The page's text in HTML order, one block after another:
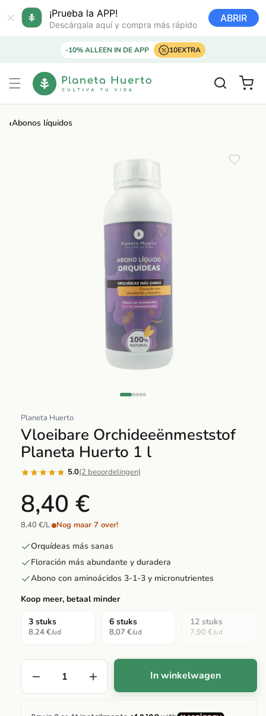
¡Prueba la APP!
Descárgala aquí y compra más rápido
ABRIR
directamente
al contenido
-10% ALLEEN IN DE APP 10EXTRA
Carrito
‹Abonos líquidos
multimedia
1
en
una
ventana
modal
Planeta Huerto
Vloeibare Orchideeënmeststof
Planeta Huerto 1 l
5.0(2 beoordelingen)
8,40 €
8,40 €/L· Nog maar 7 over!
Orquídeas más sanas
Floración más abundante y duradera
Abono con aminoácidos 3-1-3 y micronutrientes
Koop meer, betaal minder
3 stuks
8,24 €/ud
6 stuks
8,07 €/ud
12 stuks
7,90 €/ud
In winkelwagen